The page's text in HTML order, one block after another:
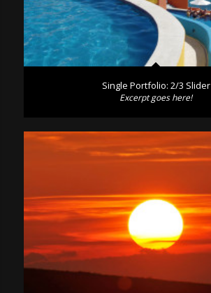
Single Portfolio: 2/3 Slider
Excerpt goes here!